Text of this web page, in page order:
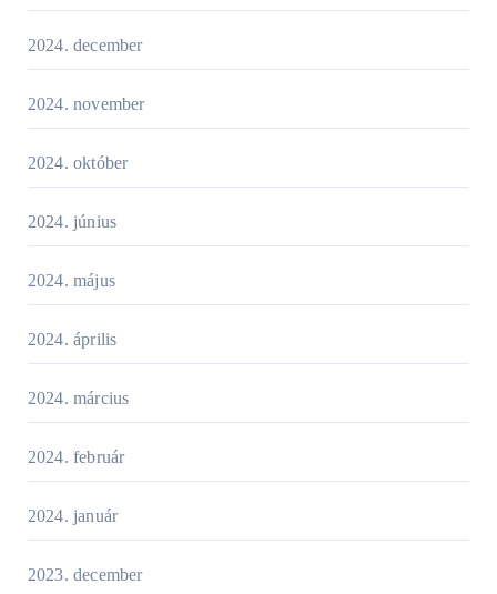
2024. december
2024. november
2024. október
2024. június
2024. május
2024. április
2024. március
2024. február
2024. január
2023. december